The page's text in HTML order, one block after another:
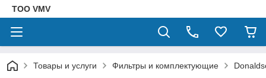
ТОО VMV
Товары и услуги Фильтры и комплектующие